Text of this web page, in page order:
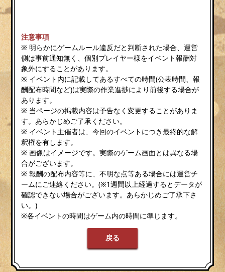
注意事項
※ 明らかにゲームルール違反だと判断された場合、運営
側は事前通知無く、個別プレイヤー様をイベント報酬対
象外にすることがあります。
※ イベント内に記載してあるすべての時間(公表時間、報
酬配布時間など)は実際の作業進捗により前後する場合が
あります。
※ 当ページの掲載内容は予告なく変更することがありま
す。あらかじめご了承ください。
※ イベント主催者は、今回のイベントにつき最終的な解
釈権を有します。
※ 画像はイメージです。実際のゲーム画面とは異なる場
合がございます。
※ 報酬の配布内容等に、不明な点等ある場合には運営チ
ームにご連絡ください。(※1週間以上経過するとデータが
確認できない場合がございます。あらかじめご了承下さ
い。)
※各イベントの時間はゲーム内の時間に準じます。
戻る